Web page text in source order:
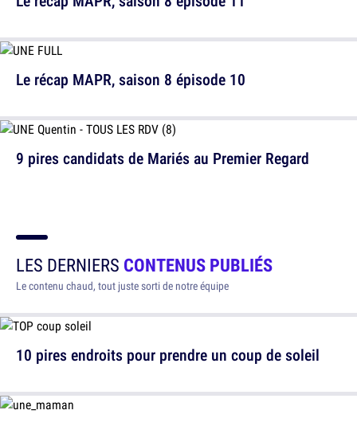
9 pires candidats de Mariés au Premier Regard
Le récap MAPR, saison 8 épisode 10
LES DERNIERS CONTENUS PUBLIÉS
Le contenu chaud, tout juste sorti de notre équipe
10 pires endroits pour prendre un coup de soleil